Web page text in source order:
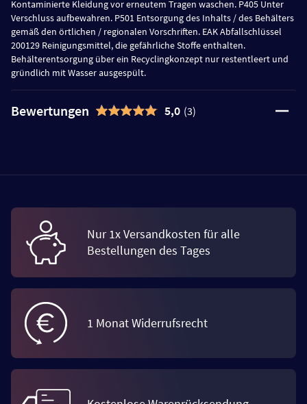
Kontaminierte Kleidung vor erneutem Tragen waschen. P405 Unter
Verschluss aufbewahren. P501 Entsorgung des Inhalts / des Behälters
gemäß den örtlichen / regionalen Vorschriften. EAK Abfallschlüssel
200129 Reinigungsmittel, die gefährliche Stoffe enthalten.
Behälterentsorgung über ein Recyclingkonzept nur restentleert und
gründlich mit Wasser ausgespült.
Bewertungen 5,0 (3)
Nur 1x Versandkosten für alle
Bestellungen des Tages
1 Monat Widerrufsrecht